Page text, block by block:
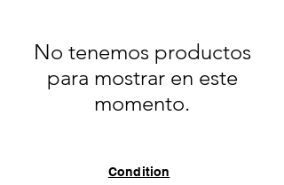
No tenemos productos
para mostrar en este
momento.
Condition